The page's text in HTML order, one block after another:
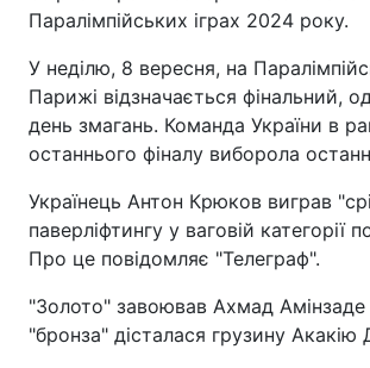
Паралімпійських іграх 2024 року.
У неділю, 8 вересня, на
Парижі відзначається фінальний,
день змагань. Команда України в
останнього фіналу виборола
Українець Антон Крюков виграв
паверліфтингу у ваговій категорії
Про це повідомляє "Телеграф".
"Золото" завоював Ахмад Амінзаде
"бронза" дісталася грузину